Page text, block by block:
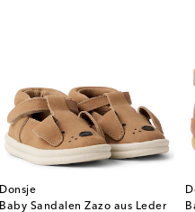
Donsje
Baby Sandalen Zazo aus Leder